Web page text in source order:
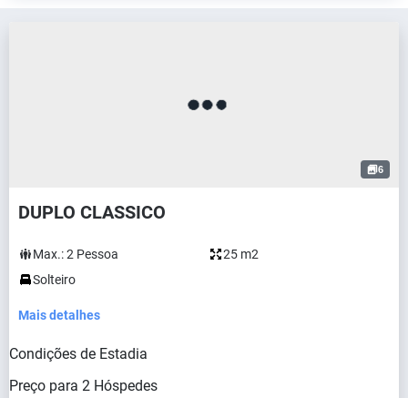
6
DUPLO CLASSICO
Max.:2 Pessoa
25 m2
Solteiro
Mais detalhes
Condições de Estadia
Preço para 2 Hóspedes